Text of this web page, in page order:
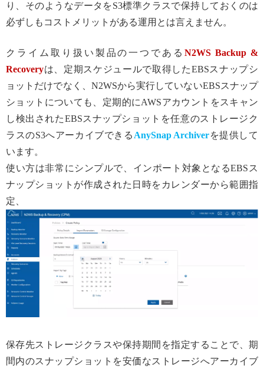
り、そのようなデータをS3標準クラスで保持しておくのは
必ずしもコストメリットがある運用とは言えません。
クライム取り扱い製品の一つであるN2WS Backup &
Recoveryは、定期スケジュールで取得したEBSスナップシ
ョットだけでなく、N2WSから実行していないEBSスナップ
ショットについても、定期的にAWSアカウントをスキャン
し検出されたEBSスナップショットを任意のストレージク
ラスのS3へアーカイブできる AnySnap Archiverを提供して
います。
使い方は非常にシンプルで、インポート対象となるEBSス
ナップショットが作成された日時をカレンダーから範囲指
定、
保存先ストレージクラスや保持期間を指定することで、期
間内のスナップショットを安価なストレージへアーカイブ